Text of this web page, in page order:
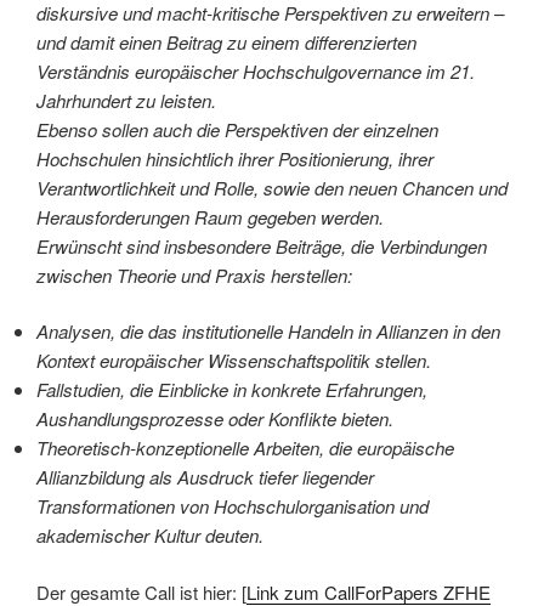
diskursive und macht-kritische Perspektiven zu erweitern –
und damit einen Beitrag zu einem differenzierten
Verständnis europäischer Hochschulgovernance im 21.
Jahrhundert zu leisten.
Ebenso sollen auch die Perspektiven der einzelnen
Hochschulen hinsichtlich ihrer Positionierung, ihrer
Verantwortlichkeit und Rolle, sowie den neuen Chancen und
Herausforderungen Raum gegeben werden.
Erwünscht sind insbesondere Beiträge, die Verbindungen
zwischen Theorie und Praxis herstellen:
Analysen, die das institutionelle Handeln in Allianzen in den
Kontext europäischer Wissenschaftspolitik stellen.
Fallstudien, die Einblicke in konkrete Erfahrungen,
Aushandlungsprozesse oder Konflikte bieten.
Theoretisch-konzeptionelle Arbeiten, die europäische
Allianzbildung als Ausdruck tiefer liegender
Transformationen von Hochschulorganisation und
akademischer Kultur deuten.
Der gesamte Call ist hier: [Link zum CallForPapers ZFHE